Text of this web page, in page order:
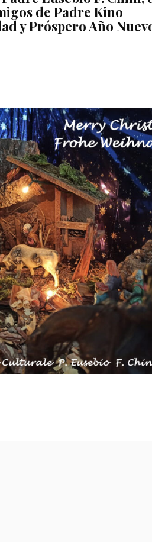
de Padre Kino
y Próspero Año